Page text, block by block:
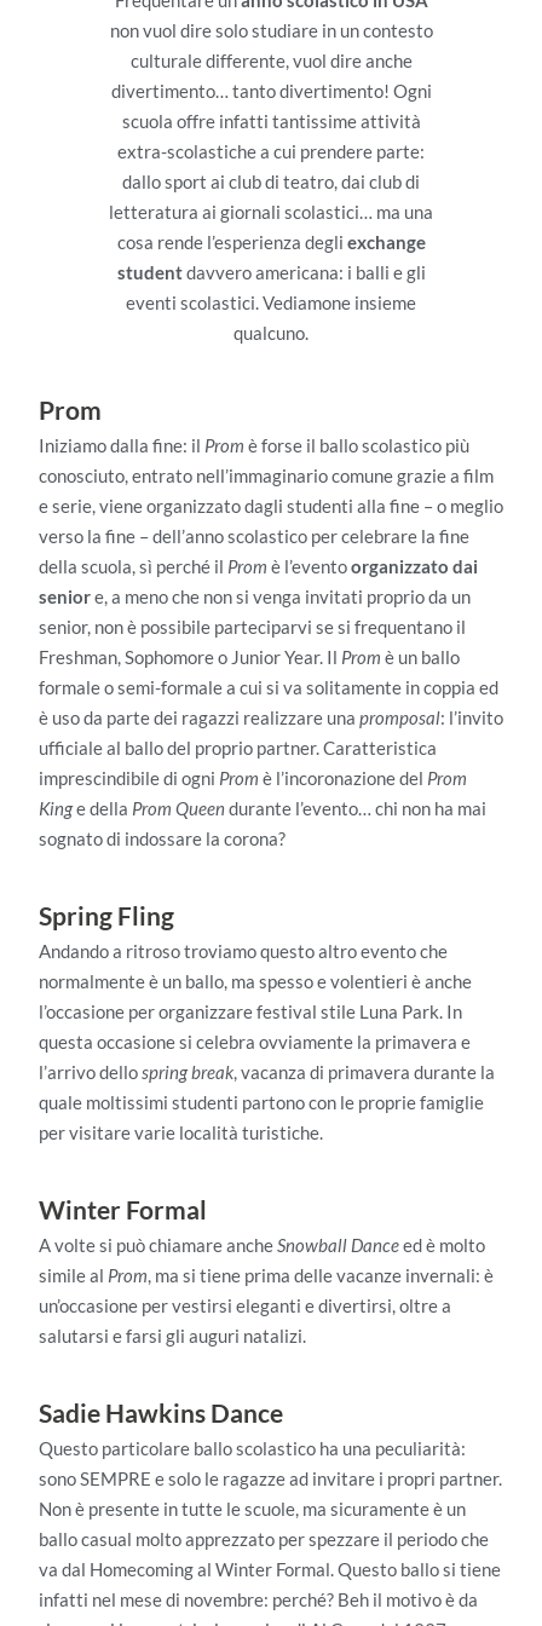
non vuol dire solo studiare in un contesto
culturale differente, vuol dire anche
divertimento… tanto divertimento! Ogni
scuola offre infatti tantissime attività
extra-scolastiche a cui prendere parte:
dallo sport ai club di teatro, dai club di
letteratura ai giornali scolastici… ma una
cosa rende l’esperienza degli exchange
studentdavvero americana: i balli e gli
eventi scolastici. Vediamone insieme
qualcuno.
Prom
Iniziamo dalla fine: il Prom è forse il ballo scolastico più
conosciuto, entrato nell’immaginario comune grazie a film
e serie, viene organizzato dagli studenti alla fine – o meglio
verso la fine – dell’anno scolastico per celebrare la fine
della scuola, sì perché il Prom è l’eventoorganizzato dai
seniore, a meno che non si venga invitati proprio da un
senior, non è possibile parteciparvi se si frequentano il
Freshman, Sophomore o Junior Year. Il Prom è un ballo
formale o semi-formale a cui si va solitamente in coppia ed
è uso da parte dei ragazzi realizzare una promposal: l’invito
ufficiale al ballo del proprio partner. Caratteristica
imprescindibile di ogni Prom è l’incoronazione del Prom
Kinge della Prom Queendurante l’evento… chi non ha mai
sognato di indossare la corona?
Spring Fling
Andando a ritroso troviamo questo altro evento che
normalmente è un ballo, ma spesso e volentieri è anche
l’occasione per organizzare festival stile Luna Park. In
questa occasione si celebra ovviamente la primavera e
l’arrivo dellospring break, vacanza di primavera durante la
quale moltissimi studenti partono con le proprie famiglie
per visitare varie località turistiche.
Winter Formal
A volte si può chiamare ancheSnowball Danceed è molto
simile al Prom, ma si tiene prima delle vacanze invernali: è
un’occasione per vestirsi eleganti e divertirsi, oltre a
salutarsi e farsi gli auguri natalizi.
Sadie Hawkins Dance
Questo particolare ballo scolastico ha una peculiarità:
sono SEMPRE e solo le ragazze ad invitare i propri partner.
Non è presente in tutte le scuole, ma sicuramente è un
ballo casual molto apprezzato per spezzare il periodo che
va dal Homecoming al Winter Formal. Questo ballo si tiene
infatti nel mese di novembre: perché? Beh il motivo è da